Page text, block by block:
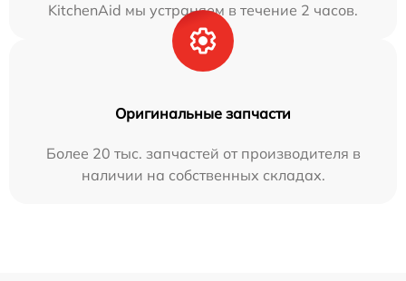
KitchenAid мы устраняем в течение 2 часов.
Оригинальные запчасти
Более 20 тыс. запчастей от производителя в
наличии на собственных складах.